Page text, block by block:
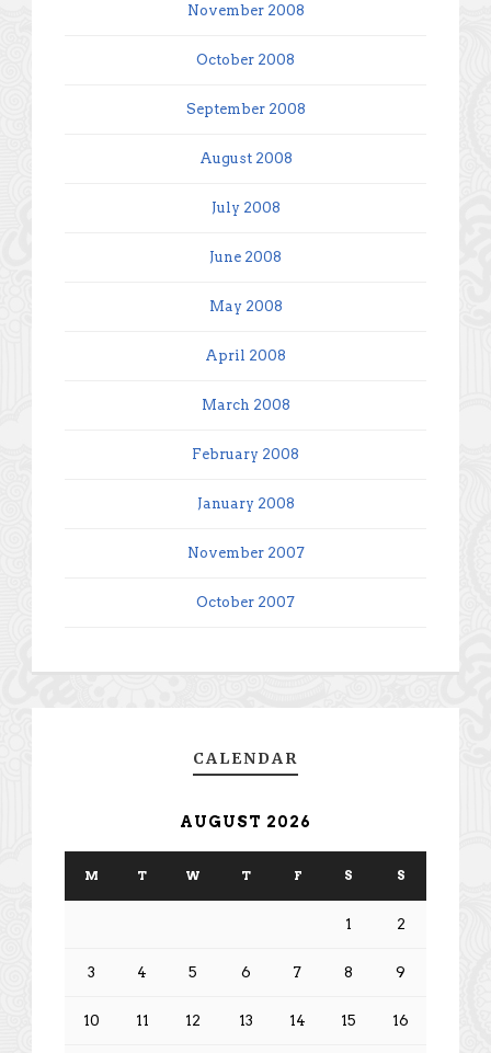
November 2008
October 2008
September 2008
August 2008
July 2008
June 2008
May 2008
April 2008
March 2008
February 2008
January 2008
November 2007
October 2007
CALENDAR
AUGUST 2026
M T W T F S S
1 2
3 4 5 6 7 8 9
10 11 12 13 14 15 16